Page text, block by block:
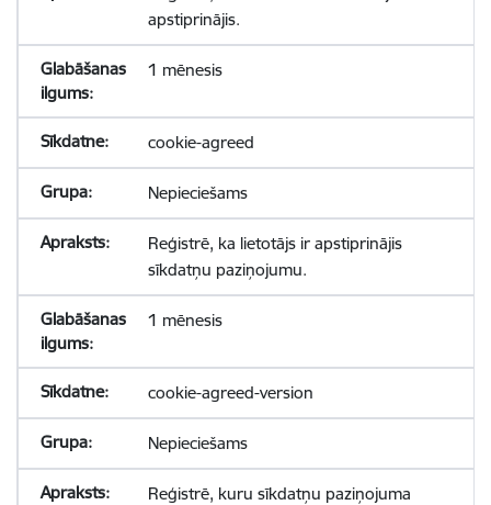
apstiprinājis.
1 mēnesis
cookie-agreed
Nepieciešams
Reģistrē, ka lietotājs ir apstiprinājis
sīkdatņu paziņojumu.
1 mēnesis
cookie-agreed-version
Nepieciešams
Reģistrē, kuru sīkdatņu paziņojuma